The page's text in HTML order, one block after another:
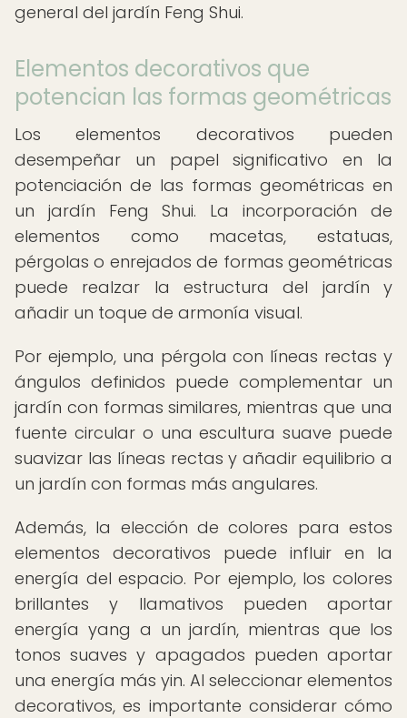
general del jardín Feng Shui.
Elementos decorativos que
potencian las formas geométricas
Los elementos decorativos pueden
desempeñar un papel significativo en la
potenciación de las formas geométricas en
un jardín Feng Shui. La incorporación de
elementos como macetas, estatuas,
pérgolas o enrejados de formas geométricas
puede realzar la estructura del jardín y
añadir un toque de armonía visual.
Por ejemplo, una pérgola con líneas rectas y
ángulos definidos puede complementar un
jardín con formas similares, mientras que una
fuente circular o una escultura suave puede
suavizar las líneas rectas y añadir equilibrio a
un jardín con formas más angulares.
Además, la elección de colores para estos
elementos decorativos puede influir en la
energía del espacio. Por ejemplo, los colores
brillantes y llamativos pueden aportar
energía yang a un jardín, mientras que los
tonos suaves y apagados pueden aportar
una energía más yin. Al seleccionar elementos
decorativos, es importante considerar cómo